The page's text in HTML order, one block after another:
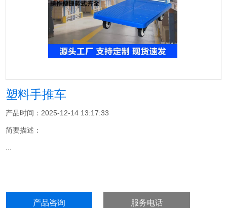
塑料手推车
产品时间：2025-12-14 13:17:33
简要描述：
...
产品咨询 服务电话